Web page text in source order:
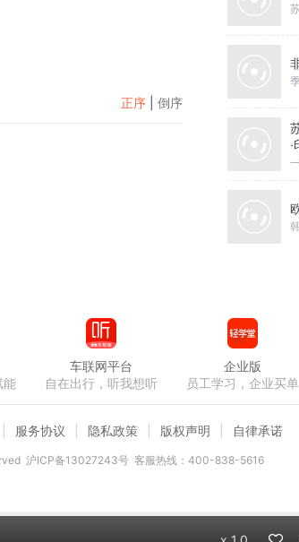
达桥面。 来到大桥之上，
正序 倒序
能
车联网平台
自在出行，听我想听
企业版
员工学习，企业买单
服务协议 隐私政策 版权声明 自律承诺
沪ICP备13027243号 客服热线：400-838-5616